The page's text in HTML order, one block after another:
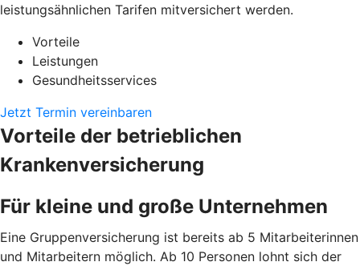
leistungsähnlichen Tarifen mitversichert werden.
Vorteile
Leistungen
Gesundheitsservices
Jetzt Termin vereinbaren
Vorteile der betrieblichen
Krankenversicherung
Für kleine und große Unternehmen
Eine Gruppenversicherung ist bereits ab 5 Mitarbeiterinnen
und Mitarbeitern möglich. Ab 10 Personen lohnt sich der